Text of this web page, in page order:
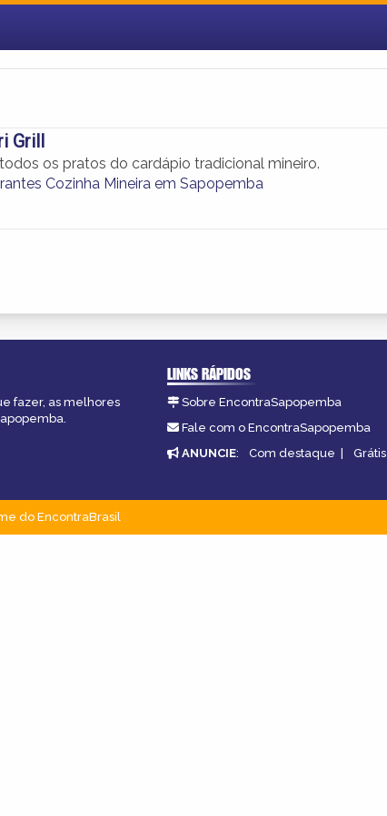
Grill
os pratos do cardápio tradicional mineiro.
Cozinha Mineira em Sapopemba
fazer, as melhores
LINKS RÁPIDOS
Sobre EncontraSapopemba
Fale com o EncontraSapopemba
ANUNCIE: Com destaque | Grátis
do EncontraBrasil